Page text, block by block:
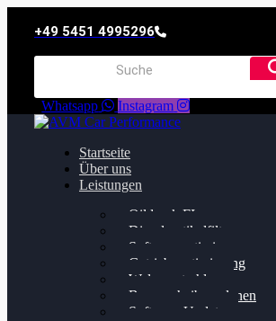
+49 5451 4995296
Whatsapp Instagram
Startseite
Über uns
Leistungen
Oildruck FIx
Dieselpartikelfilter
Softwareoptimierung
Getriebeoptimierung
Walnussstrahlen
Bremsscheiben planen
Software Update